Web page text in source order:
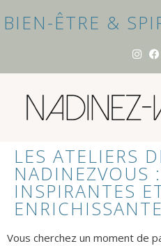
BIEN-ÊTRE &
LES ATELIERS
NADINEZVOUS
INSPIRANTES
Vous cherchez un moment de